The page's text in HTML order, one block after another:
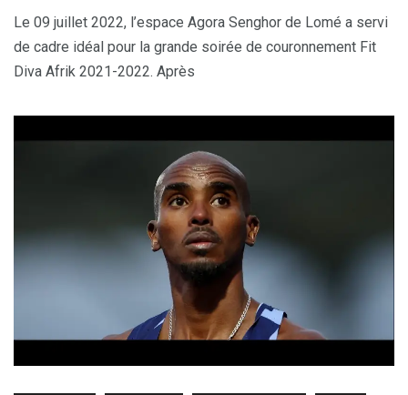
Le 09 juillet 2022, l’espace Agora Senghor de Lomé a servi
de cadre idéal pour la grande soirée de couronnement Fit
Diva Afrik 2021-2022. Après